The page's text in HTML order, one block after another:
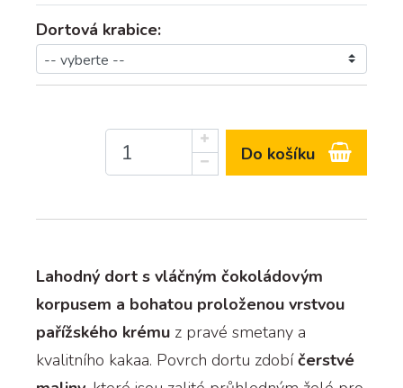
Dortová krabice:
Do košíku
Lahodný dort s vláčným čokoládovým
korpusem a bohatou proloženou vrstvou
pařížského krému z pravé smetany a
kvalitního kakaa. Povrch dortu zdobíčerstvé